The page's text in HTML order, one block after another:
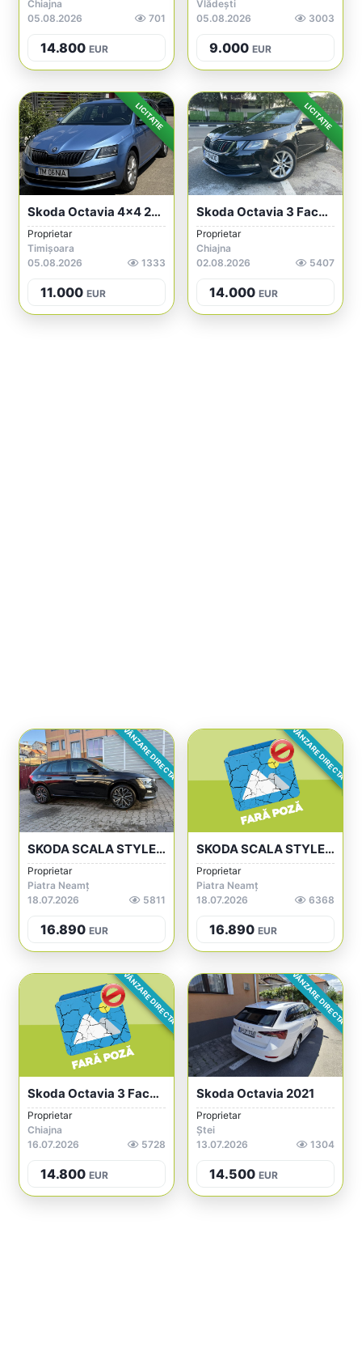
Chiajna
05.08.2026
701
14.800 EUR
Vlădești
05.08.2026
3003
9.000 EUR
LICITAȚIE
Skoda Octavia 4x4 2018
Proprietar
Timișoara
05.08.2026
1333
11.000 EUR
LICITAȚIE
Skoda Octavia 3 Facelift 2020 - 1.5 TSI...
Proprietar
Chiajna
02.08.2026
5407
14.000 EUR
VÂNZARE DIRECTA
SKODA SCALA STYLE 2023 | 1.5 TSI 150 CP...
Proprietar
Piatra Neamț
18.07.2026
5811
16.890 EUR
VÂNZARE DIRECTA
SKODA SCALA STYLE 2023 | 1.5 TSI 150 CP...
Proprietar
Piatra Neamț
18.07.2026
6368
16.890 EUR
VÂNZARE DIRECTA
Skoda Octavia 3 Facelift 2020 - 1.5 TSI...
Proprietar
Chiajna
16.07.2026
5728
14.800 EUR
VÂNZARE DIRECTA
Skoda Octavia 2021
Proprietar
Ștei
13.07.2026
1304
14.500 EUR